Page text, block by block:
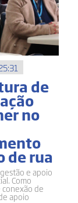
de
no
de rua
e apoio
Como
de
apoio